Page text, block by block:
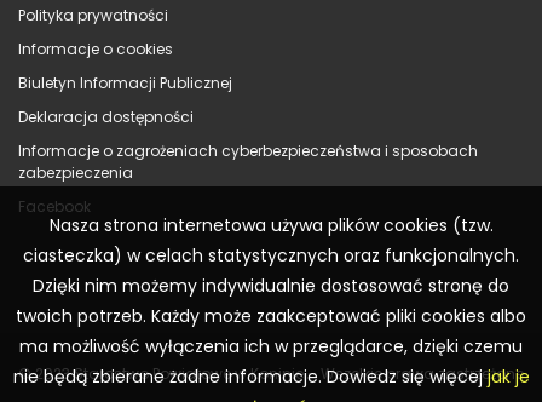
Polityka prywatności
Informacje o cookies
Biuletyn Informacji Publicznej
Deklaracja dostępności
Informacje o zagrożeniach cyberbezpieczeństwa i sposobach
zabezpieczenia
Facebook
© 2023 Starostwo Powiatowe w Koninie – Wszelkie prawa zastrzeżone
Nasza strona internetowa używa plików cookies (tzw.
ciasteczka) w celach statystycznych oraz funkcjonalnych.
Dzięki nim możemy indywidualnie dostosować stronę do
twoich potrzeb. Każdy może zaakceptować pliki cookies albo
ma możliwość wyłączenia ich w przeglądarce, dzięki czemu
nie będą zbierane żadne informacje. Dowiedz się więcejjak je